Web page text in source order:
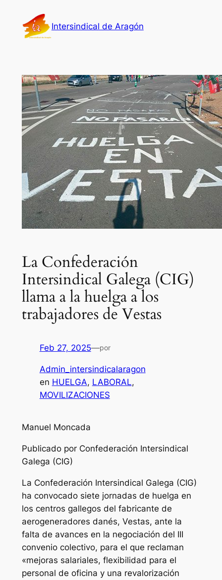
contenido
Intersindical de Aragón
La Confederación
Intersindical Galega (CIG)
llama a la huelga a los
trabajadores de Vestas
Feb 27, 2025—por
Admin_intersindicalaragon
en HUELGA, LABORAL
MOVILIZACIONES
Manuel Moncada
Publicado por Confederación Intersindical
Galega (CIG)
La Confederación Intersindical Galega (CIG)
ha convocado siete jornadas de huelga en
los centros gallegos del fabricante de
aerogeneradores danés, Vestas, ante la
falta de avances en la negociación del III
convenio colectivo, para el que reclaman
«mejoras salariales, flexibilidad para el
personal de oficina y una revalorización